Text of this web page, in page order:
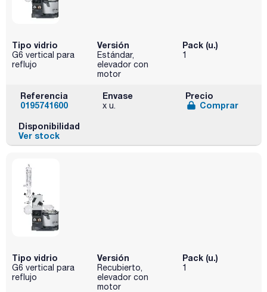
Tipo vidrio
G6 vertical para
reflujo
Versión
Estándar,
elevador con
motor
Pack (u.)
1
Referencia
0195741600
Envase
x u.
Precio
Comprar
Disponibilidad
Ver stock
Tipo vidrio
G6 vertical para
reflujo
Versión
Recubierto,
elevador con
motor
Pack (u.)
1